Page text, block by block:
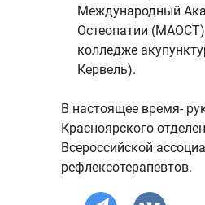
Международный
Остеопатии
колледже
Кервель).
В настоящее время-
Красноярского
Всероссийской
рефлексотерапевтов.